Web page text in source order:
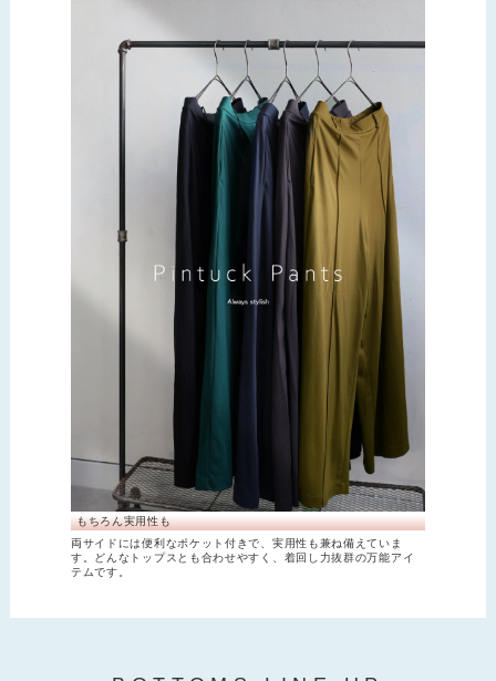
もちろん実用性も
両サイドには便利なポケット付きで、実用性も兼ね備えていま
す。どんなトップスとも合わせやすく、着回し力抜群の万能アイ
テムです。